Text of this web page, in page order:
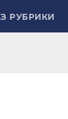
РУБРИКИ